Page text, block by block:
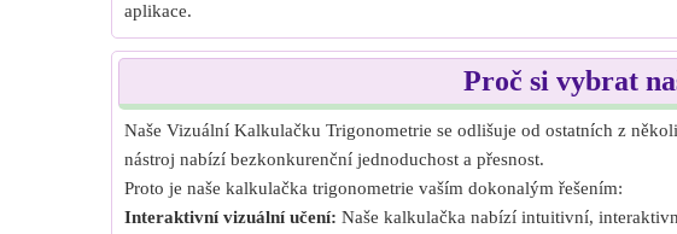
aplikace.
Proč si vybrat
Naše Vizuální Kalkulačku Trigonometrie se odlišuje od ostatních z
nástroj nabízí bezkonkurenční jednoduchost a přesnost.
Proto je naše kalkulačka trigonometrie vaším dokonalým řešením:
Interaktivní vizuální učení: Naše kalkulačka nabízí intuitivní,